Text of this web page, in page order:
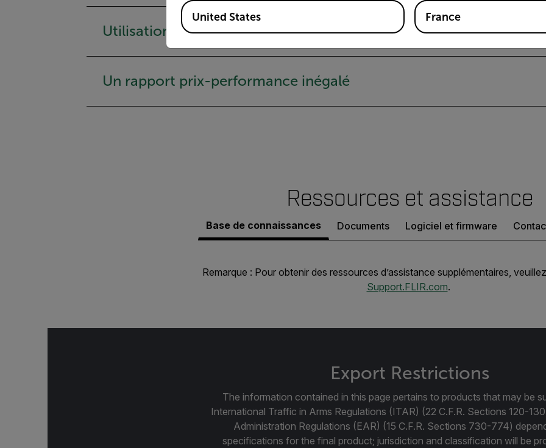
Utilisation pratique en mode mains libres
Un rapport prix-performance inégalé
Ressources et assistance
Base de connaissances Documents Logiciel et firmware
Remarque : Pour obtenir des ressources d’assistance supplémentaires,
Support.FLIR.com.
Export Restrictions
The information contained in this page pertains to products that may be
International Traffic in Arms Regulations (ITAR) (22 C.F.R. Sections 120-
Administration Regulations (EAR) (15 C.F.R. Sections 730-774)
specifications for the final product; jurisdiction and classification will be
Available Locations
United States France